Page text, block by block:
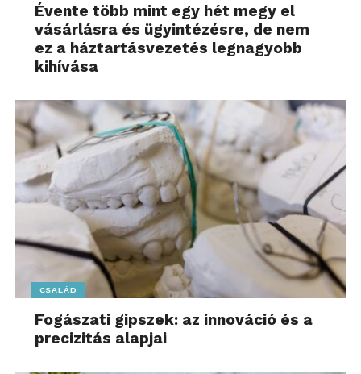
Évente több mint egy hét megy el
vásárlásra és ügyintézésre, de nem
ez a háztartásvezetés legnagyobb
kihívása
CSALÁD
Fogászati gipszek: az innováció és a
precizitás alapjai